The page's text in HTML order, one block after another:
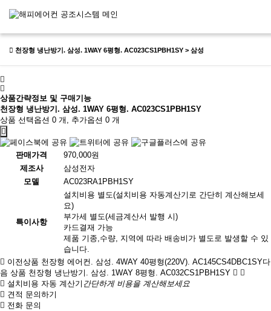
천장형 냉난방기. 삼성. 1WAY 6평형. AC023CS1PBH1SY > 삼성
상품간략정보 및 구매기능
천장형 냉난방기. 삼성. 1WAY 6평형. AC023CS1PBH1SY
상품 선택옵션 0 개, 추가옵션 0 개
판매가격
970,000원
제조사
삼성전자
모델
AC023RA1PBH1SY
특이사항
설치비용 별도(설치비용 자동계산기로 간단히 계산해보세
요)
부가세 별도(세금계산서 발행 시)
카드결재 가능
제품 기종,수량, 지역에 따라 배송비가 별도로 발생할 수 있
습니다.
이전상품 천장형 에어컨. 삼성. 4WAY 40평형(220V). AC145CS4DBC1SY다
음 상품 천장형 냉난방기. 삼성. 1WAY 8평형. AC032CS1PBH1SY
설치비용 자동 계산기 간단하게 비용을 계산해보세요
견적 문의하기
전화 문의